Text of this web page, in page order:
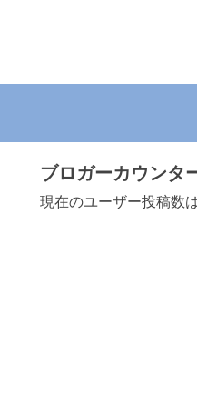
ブロガーカウンタ
現在のユーザー投稿数